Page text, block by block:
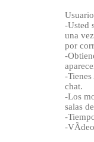
-Usted
una
por
-
-
chat.
-Los
salas
-
-